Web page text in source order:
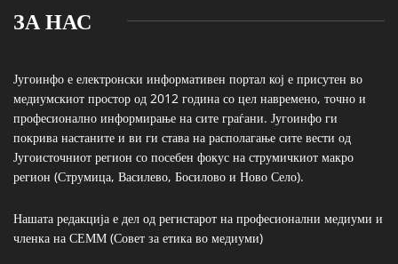
ЗА НАС
Југоинфо е електронски информативен портал кој е присутен во
медиумскиот простор од 2012 година со цел навремено, точно и
професионално информирање на сите граѓани. Југоинфо ги
покрива настаните и ви ги става на располагање сите вести од
Југоисточниот регион со посебен фокус на струмичкиот макро
регион (Струмица, Василево, Босилово и Ново Село).
Нашата редакција е дел од регистарот на професионални медиуми и
членка на СЕММ (Совет за етика во медиуми)